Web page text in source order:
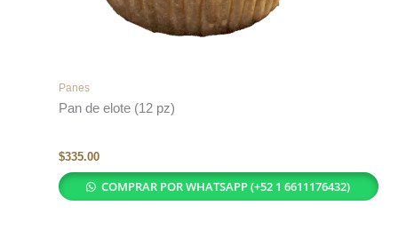
Panes
Pan de elote (12 pz)
$335.00
COMPRAR POR WHATSAPP (+52 1 6611176432)